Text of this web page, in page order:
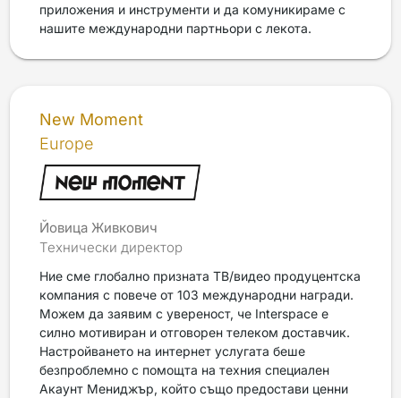
приложения и инструменти и да комуникираме с
нашите международни партньори с лекота.
New Moment
Europe
Йовица Живкович
Технически директор
Ние сме глобално призната ТВ/видео продуцентска
компания с повече от 103 международни награди.
Можем да заявим с увереност, че Interspace е
силно мотивиран и отговорен телеком доставчик.
Настройването на интернет услугата беше
безпроблемно с помощта на техния специален
Акаунт Мениджър, който също предостави ценни